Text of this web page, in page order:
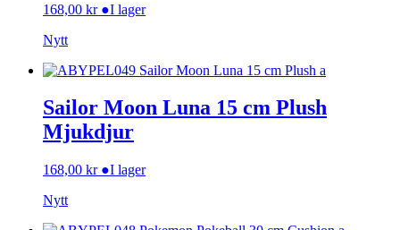
168,00 kr ●I lager
Nytt
Sailor Moon Luna 15 cm Plush
Mjukdjur
168,00 kr ●I lager
Nytt